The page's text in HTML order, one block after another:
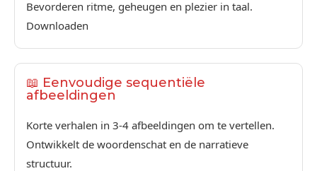
Bevorderen ritme, geheugen en plezier in taal.
Downloaden
📖 Eenvoudige sequentiële
afbeeldingen
Korte verhalen in 3-4 afbeeldingen om te vertellen.
Ontwikkelt de woordenschat en de narratieve
structuur.